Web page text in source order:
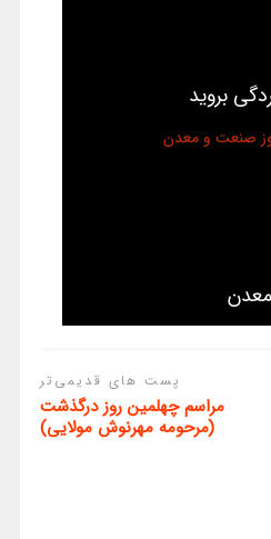
بروید
پست های قدیمی‌تر
مراسم چهلمین روز درگذشت
(مرحومه مهرنوش مولایی)